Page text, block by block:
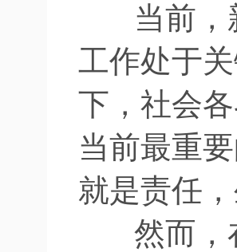
当前，
工作处于
下，社会
当前最重
就是责任
然而，